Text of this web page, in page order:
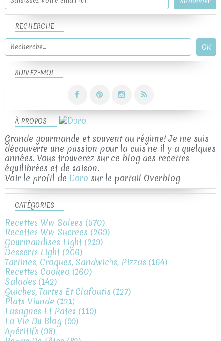
SUIVEZ-MOI
RECHERCHE
À PROPOS
Grande gourmande et souvent au régime! Je me suis
découverte une passion pour la cuisine il y a quelques
années. Vous trouverez sur ce blog des recettes
équilibrées et de saison.
Voir le profil de Doro sur le portail Overblog
CATÉGORIES
Recettes Ww Salees (570)
Recettes Ww Sucrees (269)
Gourmandises Light(219)
Desserts Light(206)
Tartines, Croques, Sandwichs, Pizzas (164)
Recettes Cookeo (160)
Salades (142)
Quiches, Tartes Et Clafoutis (127)
Plats Viande (121)
Lasagnes Et Pates (119)
La Vie Du Blog (99)
Apéritifs (98)